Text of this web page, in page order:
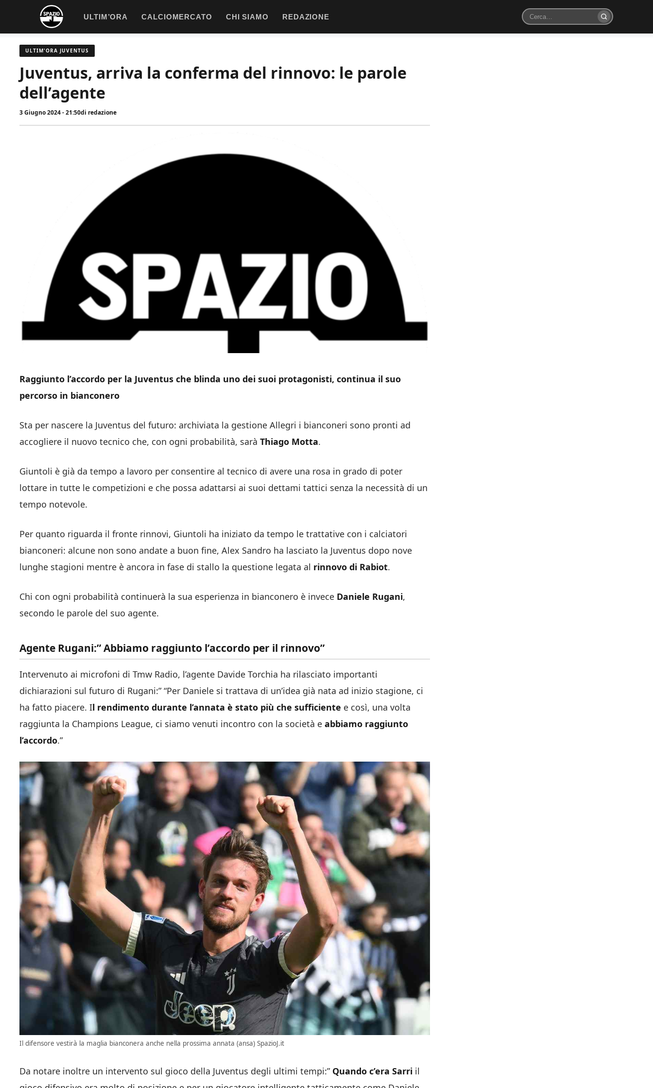
contenuto
ULTIM’ORA CALCIOMERCATO CHI SIAMO REDAZIONE
Cerca
ULTIM'ORA JUVENTUS
Juventus, arriva la conferma del rinnovo: le parole
dell’agente
3 Giugno 2024 - 21:50di redazione
Raggiunto l’accordo per la Juventus che blinda uno dei suoi protagonisti, continua il suo
percorso in bianconero
Sta per nascere la Juventus del futuro: archiviata la gestione Allegri i bianconeri sono pronti ad
accogliere il nuovo tecnico che, con ogni probabilità, sarà Thiago Motta.
Giuntoli è già da tempo a lavoro per consentire al tecnico di avere una rosa in grado di poter
lottare in tutte le competizioni e che possa adattarsi ai suoi dettami tattici senza la necessità di un
tempo notevole.
Per quanto riguarda il fronte rinnovi, Giuntoli ha iniziato da tempo le trattative con i calciatori
bianconeri: alcune non sono andate a buon fine, Alex Sandro ha lasciato la Juventus dopo nove
lunghe stagioni mentre è ancora in fase di stallo la questione legata al rinnovo di Rabiot.
Chi con ogni probabilità continuerà la sua esperienza in bianconero è invece Daniele Rugani,
secondo le parole del suo agente.
Agente Rugani:” Abbiamo raggiunto l’accordo per il rinnovo”
Intervenuto ai microfoni di Tmw Radio, l’agente Davide Torchia ha rilasciato importanti
dichiarazioni sul futuro di Rugani:” “Per Daniele si trattava di un’idea già nata ad inizio stagione, ci
ha fatto piacere. Il rendimento durante l’annata è stato più che sufficiente e così, una volta
raggiunta la Champions League, ci siamo venuti incontro con la società e abbiamo raggiunto
l’accordo.”
Il difensore vestirà la maglia bianconera anche nella prossima annata (ansa) SpazioJ.it
Da notare inoltre un intervento sul gioco della Juventus degli ultimi tempi:” Quando c’era Sarri il